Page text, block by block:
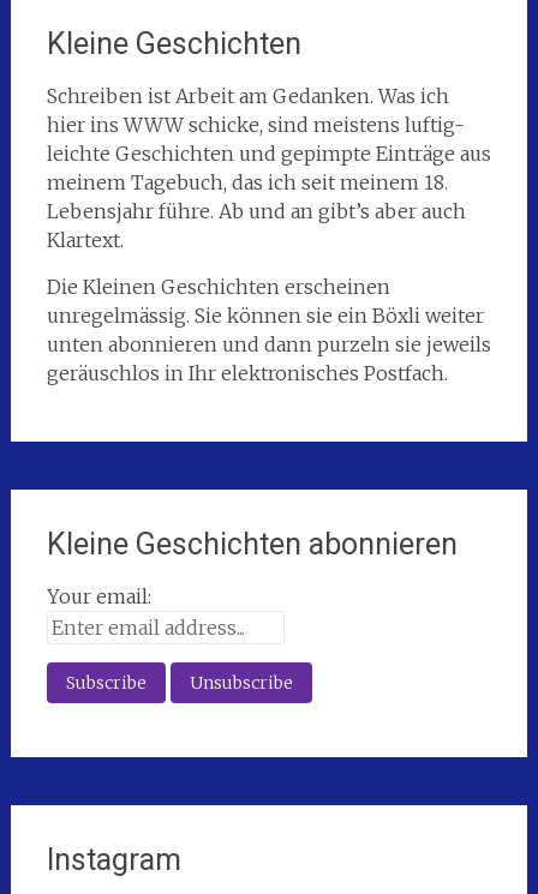
Kleine Geschichten
Schreiben ist Arbeit am Gedanken. Was ich
hier ins WWW schicke, sind meistens luftig-
leichte Geschichten und gepimpte Einträge aus
meinem Tagebuch, das ich seit meinem 18.
Lebensjahr führe. Ab und an gibt’s aber auch
Klartext.
Die Kleinen Geschichten erscheinen
unregelmässig. Sie können sie ein Böxli weiter
unten abonnieren und dann purzeln sie jeweils
geräuschlos in Ihr elektronisches Postfach.
Kleine Geschichten abonnieren
Your email:
Instagram